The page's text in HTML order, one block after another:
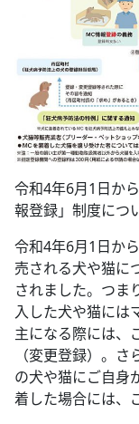
令和4年6月1日か
報登録」制度につ
令和4年6月1日か
売される犬や猫に
されました。つま
入した犬や猫には
主になる際には、
（変更登録）。
の犬や猫にご自身
着した場合には、